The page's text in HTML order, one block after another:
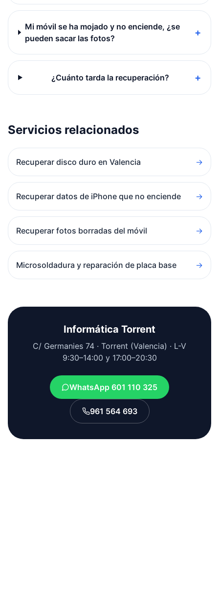
Mi móvil se ha mojado y no enciende, ¿se
pueden sacar las fotos?
+
¿Cuánto tarda la recuperación? +
Servicios relacionados
Recuperar disco duro en Valencia →
Recuperar datos de iPhone que no enciende →
Recuperar fotos borradas del móvil →
Microsoldadura y reparación de placa base →
Informática Torrent
C/ Germanies 74 · Torrent (Valencia) · L-V
9:30–14:00 y 17:00–20:30
WhatsApp 601 110 325
961 564 693